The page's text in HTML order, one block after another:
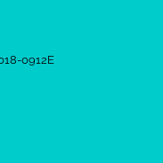
0912E